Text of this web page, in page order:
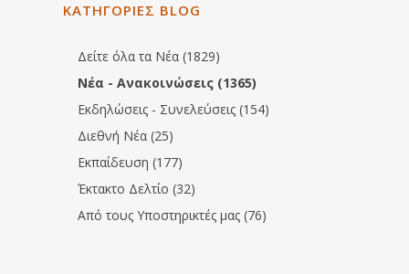
ΚΑΤΗΓΟΡΙΕΣ BLOG
Δείτε όλα τα Νέα (1829)
Νέα - Ανακοινώσεις (1365)
Εκδηλώσεις - Συνελεύσεις (154)
Διεθνή Νέα (25)
Εκπαίδευση (177)
Έκτακτο Δελτίο (32)
Από τους Υποστηρικτές μας (76)